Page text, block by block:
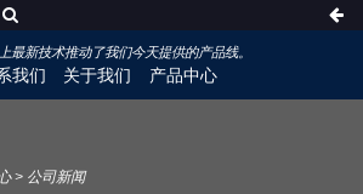
最新技术推动了我们今天提供的产品线。
我们 关于我们 产品中心
> 公司新闻